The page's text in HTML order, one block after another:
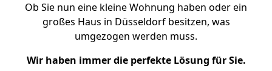
Ob Sie nun eine kleine Wohnung haben oder ein
großes Haus in Düsseldorf besitzen, was
umgezogen werden muss.
Wir haben immer die perfekte Lösung für Sie.